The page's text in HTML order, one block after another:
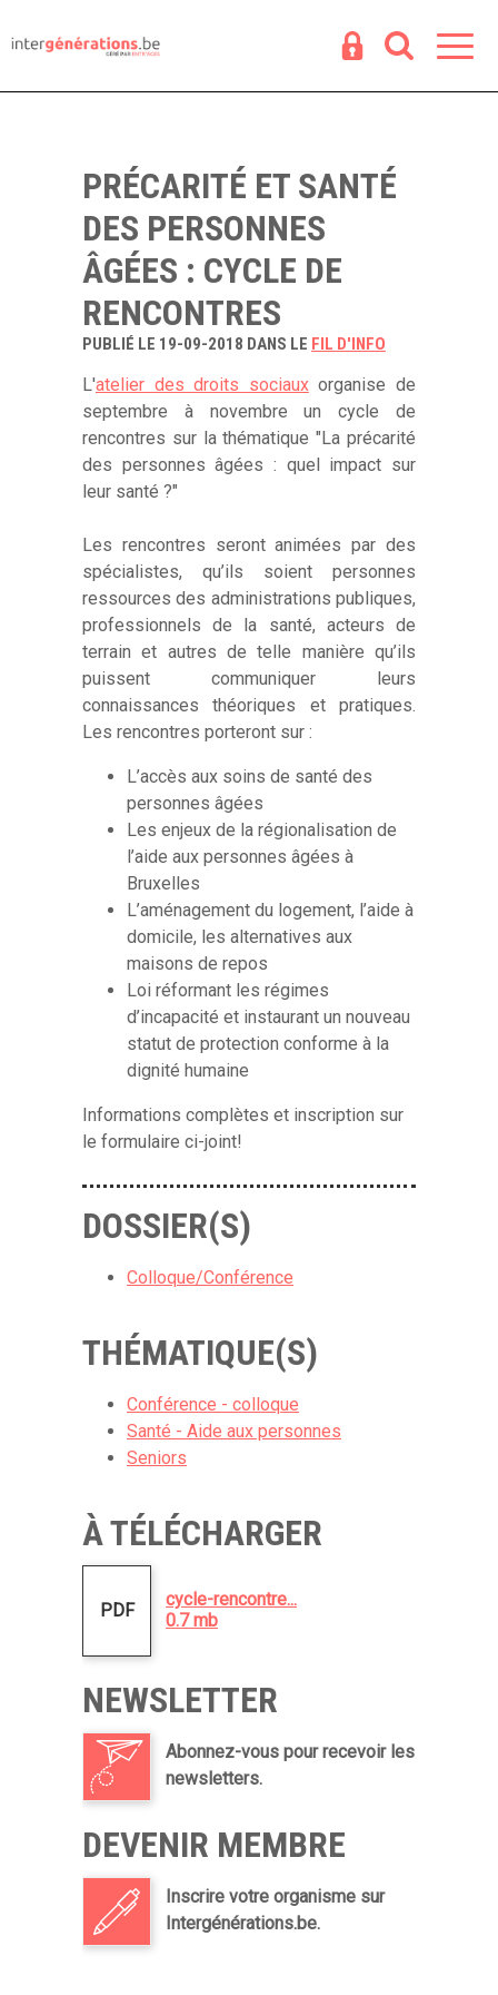
PRÉCARITÉ ET SANTÉ
DES PERSONNES
ÂGÉES : CYCLE DE
RENCONTRES
PUBLIÉ LE 19-09-2018 DANS LE FIL D'INFO
L'atelier des droits sociauxorganise de
septembre à novembre un cycle de
rencontres sur la thématique "La précarité
des personnes âgées : quel impact sur
leur santé ?"
Les rencontres seront animées par des
spécialistes, qu’ils soient personnes
ressources des administrations publiques,
professionnels de la santé, acteurs de
terrain et autres de telle manière qu’ils
puissent communiquer leurs
connaissances théoriques et pratiques.
Les rencontres porteront sur :
L’accès aux soins de santé des
personnes âgées
Les enjeux de la régionalisation de
l’aide aux personnes âgées à
Bruxelles
L’aménagement du logement, l’aide à
domicile, les alternatives aux
maisons de repos
Loi réformant les régimes
d’incapacité et instaurant un nouveau
statut de protection conforme à la
dignité humaine
Informations complètes et inscription sur
le formulaire ci-joint!
DOSSIER(S)
Colloque/Conférence
THÉMATIQUE(S)
Conférence - colloque
Santé - Aide aux personnes
Seniors
À TÉLÉCHARGER
PDF
cycle-rencontre...
0.7 mb
NEWSLETTER
Abonnez-vous pour recevoir les
newsletters.
DEVENIR MEMBRE
Inscrire votre organisme sur
Intergénérations.be.